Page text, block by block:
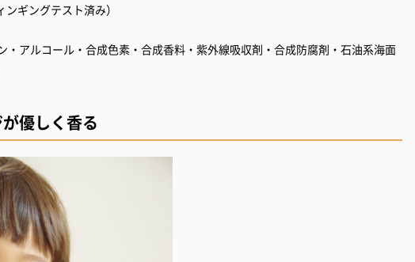
ギングテスト済み）
・アルコール・合成色素・合成香料・紫外線吸収剤・合成防腐剤・石油系海面
優しく香る